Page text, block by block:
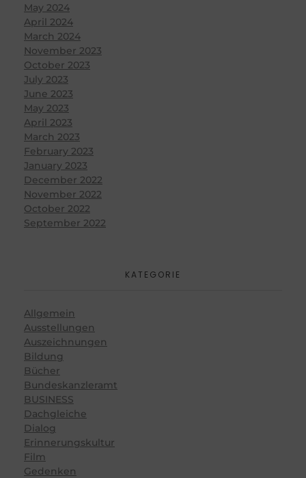
May 2024
April 2024
March 2024
November 2023
October 2023
July 2023
June 2023
May 2023
April 2023
March 2023
February 2023
January 2023
December 2022
November 2022
October 2022
September 2022
KATEGORIE
Allgemein
Ausstellungen
Auszeichnungen
Bildung
Bücher
Bundeskanzleramt
BUSINESS
Dachgleiche
Dialog
Erinnerungskultur
Film
Gedenken